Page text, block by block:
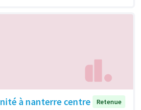
à nanterre centre
Retenue